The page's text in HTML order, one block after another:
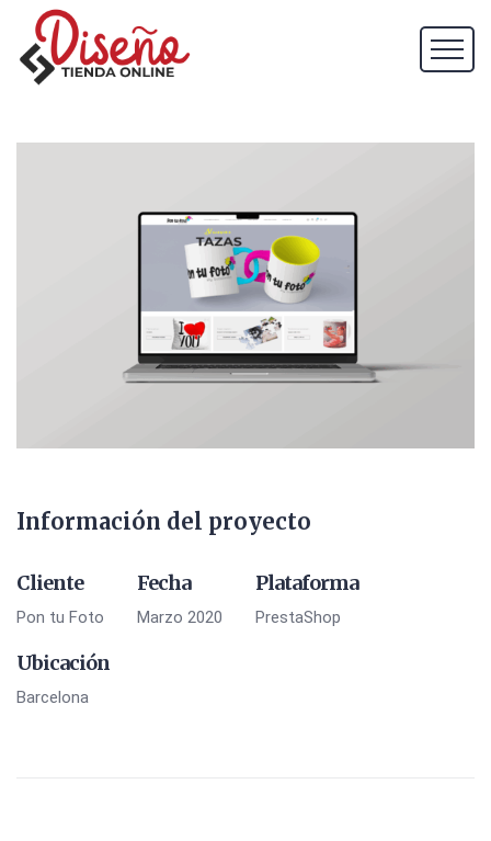
Información del proyecto
Cliente
Pon tu Foto
Fecha
Marzo 2020
Plataforma
PrestaShop
Ubicación
Barcelona